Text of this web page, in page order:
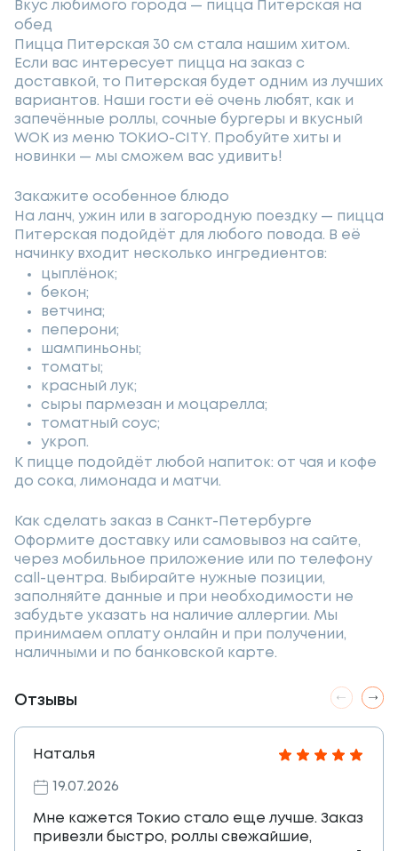
Вкус любимого города — пицца Питерская на
обед
Пицца Питерская 30 см стала нашим хитом.
Если вас интересует пицца на заказ с
доставкой, то Питерская будет одним из лучших
вариантов. Наши гости её очень любят, как и
запечённые роллы, сочные бургеры и вкусный
WOK из меню ТОКИО-CITY. Пробуйте хиты и
новинки — мы сможем вас удивить!
Закажите особенное блюдо
На ланч, ужин или в загородную поездку — пицца
Питерская подойдёт для любого повода. В её
начинку входит несколько ингредиентов:
цыплёнок;
бекон;
ветчина;
пеперони;
шампиньоны;
томаты;
красный лук;
сыры пармезан и моцарелла;
томатный соус;
укроп.
К пицце подойдёт любой напиток: от чая и кофе
до сока, лимонада и матчи.
Как сделать заказ в Санкт-Петербурге
Оформите доставку или самовывоз на сайте,
через мобильное приложение или по телефону
call-центра. Выбирайте нужные позиции,
заполняйте данные и при необходимости не
забудьте указать на наличие аллергии. Мы
принимаем оплату онлайн и при получении,
наличными и по банковской карте.
Отзывы
Наталья
19.07.2026
Мне кажется Токио стало еще лучше. Заказ
привезли быстро, роллы свежайшие,